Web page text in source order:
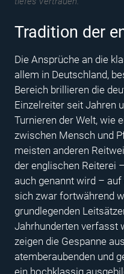
Tradition der
Die Ansprüche an die
allem in Deutschland,
Bereich brillieren die
Einzelreiter seit Jahren
Turnieren der Welt, wie
zwischen Mensch und
meisten anderen
der englischen Reiterei
auch genannt wird –
sich zwar fortwährend
grundlegenden
Jahrhunderten verfasst
zeigen die Gespanne
atemberaubenden und
ein hochklassig